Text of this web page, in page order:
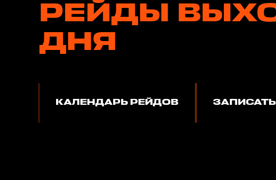
РЕЙДЫ
ДНЯ
КАЛЕНДАРЬ РЕЙДОВ